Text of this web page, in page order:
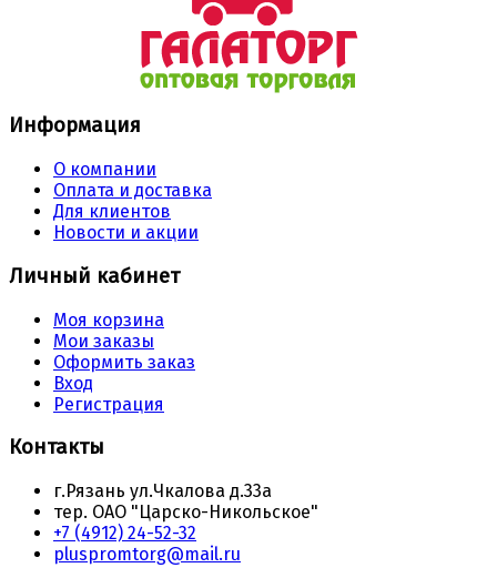
Информация
О компании
Оплата и доставка
Для клиентов
Новости и акции
Личный кабинет
Моя корзина
Мои заказы
Оформить заказ
Вход
Регистрация
Контакты
г.Рязань ул.Чкалова д.33а
тер. ОАО "Царско-Никольское"
+7 (4912) 24-52-32
pluspromtorg@mail.ru